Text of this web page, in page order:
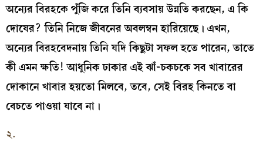
অন্যের বিরহকে পুঁজি করে তিনি ব্যবসায় উন্নতি করছেন, এ কি
দোষের? তিনি নিজে জীবনের অবলম্বন হারিয়েছে। এখন,
অন্যের বিরহবেদনায় তিনি যদি কিছুটা সফল হতে পারেন, তাতে
কী এমন ক্ষতি! আধুনিক ঢাকার এই ঝাঁ-চকচকে সব খাবারের
দোকানে খাবার হয়তো মিলবে, তবে, সেই বিরহ কিনতে বা
বেচতে পাওয়া যাবে না।
২.